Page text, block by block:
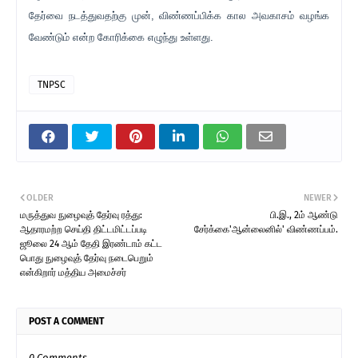
தேர்வை நடத்துவதற்கு முன், விண்ணப்பிக்க கால அவகாசம் வழங்க
வேண்டும் என்ற கோரிக்கை எழுந்து உள்ளது.
TNPSC
NEWER
பி.இ., 2ம் ஆண்டு
சேர்க்கை'ஆன்லைனில்' விண்ணப்பம்.
OLDER
மருத்துவ நுழைவுத் தேர்வு ரத்து:
ஆதாரமற்ற செய்தி திட்டமிட்டப்படி
ஜூலை 24 ஆம் தேதி இரண்டாம் கட்ட
பொது நுழைவுத் தேர்வு நடைபெறும்
என்கிறார் மத்திய அமைச்சர்
POST A COMMENT